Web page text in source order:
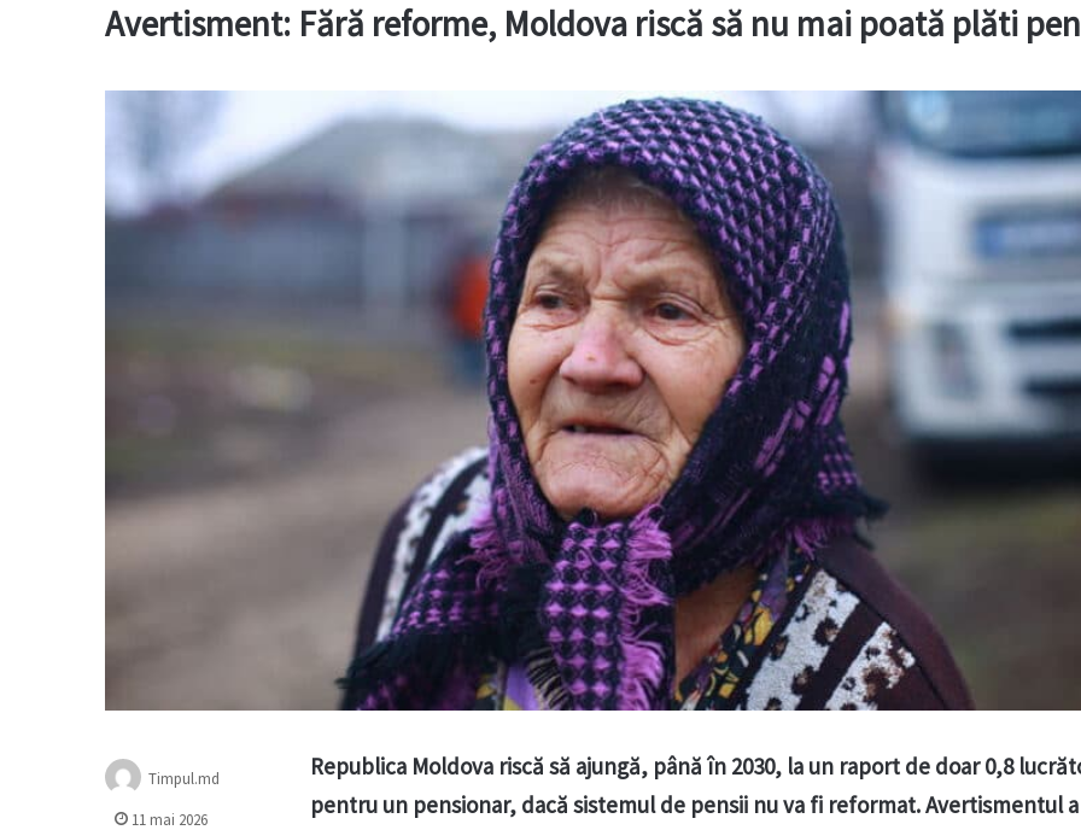
Avertisment: Fără reforme, Moldova riscă să nu mai poată plăti
Republica Moldova riscă să ajungă, până în 2030, la un raport de doar 0,8
pentru un pensionar, dacă sistemul de pensii nu va fi reformat. Avertismentul
Timpul.md
11 mai 2026